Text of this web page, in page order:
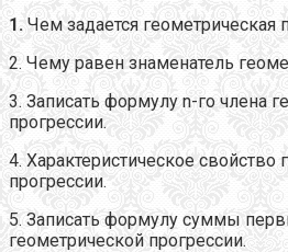
1. Чем задается геометрическая
2. Чему равен знаменатель
3. Записать формулу n-го члена
прогрессии.
4. Характеристическое свойство
прогрессии.
5. Записать формулу суммы
геометрической прогрессии.